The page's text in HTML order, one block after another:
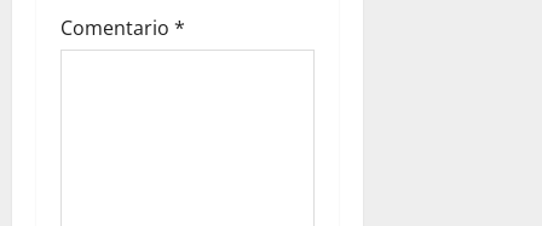
Comentario *